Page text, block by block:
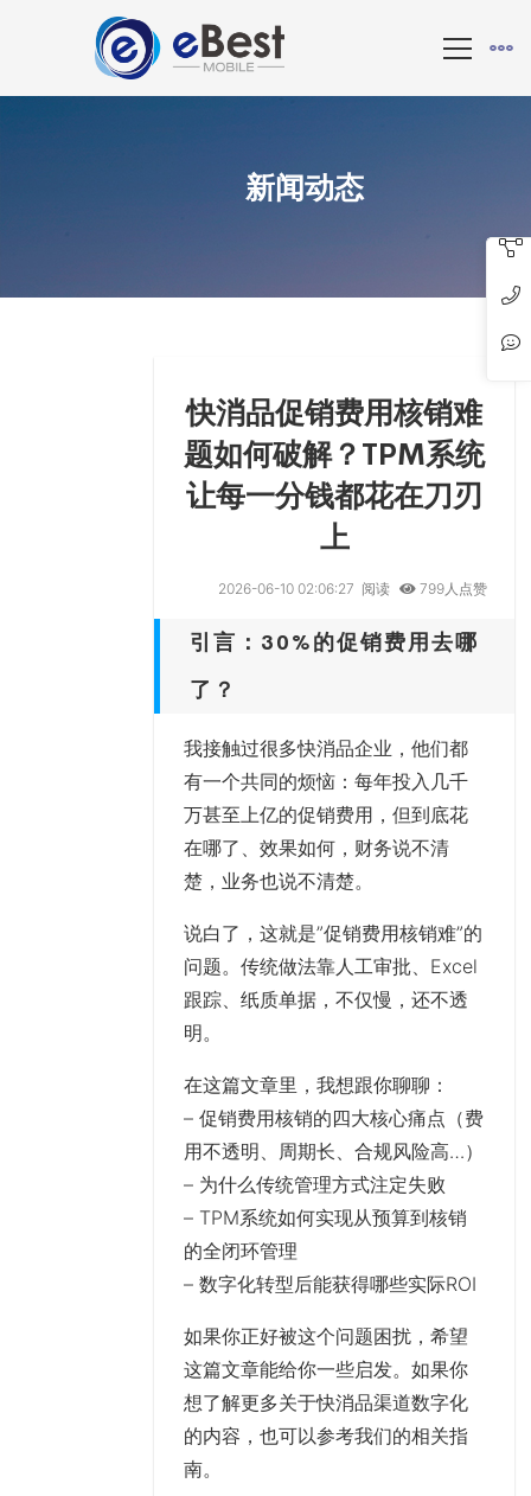
新闻动态
快消品促销费用核销难
题如何破解？TPM系统
让每一分钱都花在刀刃
上
2026-06-10 02:06:27 阅读 799人点赞
引言：30%的促销费用去哪
了？
我接触过很多快消品企业，他们都
有一个共同的烦恼：每年投入几千
万甚至上亿的促销费用，但到底花
在哪了、效果如何，财务说不清
楚，业务也说不清楚。
说白了，这就是”促销费用核销难”的
问题。传统做法靠人工审批、Excel
跟踪、纸质单据，不仅慢，还不透
明。
在这篇文章里，我想跟你聊聊：
– 促销费用核销的四大核心痛点（费
用不透明、周期长、合规风险高…）
– 为什么传统管理方式注定失败
– TPM系统如何实现从预算到核销
的全闭环管理
– 数字化转型后能获得哪些实际ROI
如果你正好被这个问题困扰，希望
这篇文章能给你一些启发。如果你
想了解更多关于快消品渠道数字化
的内容，也可以参考我们的相关指
南。